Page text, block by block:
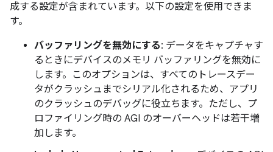
成する設定が含まれています。以下の設定を使用できま
す。
バッファリングを無効にする: データをキャプチャす
るときにデバイスのメモリ バッファリングを無効に
します。このオプションは、すべてのトレースデー
タがクラッシュまでシリアル化されるため、アプリ
のクラッシュのデバッグに役立ちます。ただし、プ
ロファイリング時の AGI のオーバーヘッドは若干増
加します。